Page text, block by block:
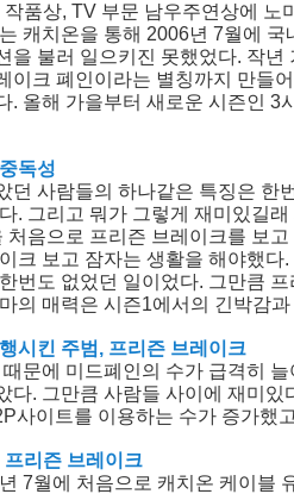
품상, TV 부문 남우주연상에
캐치온을 통해 2006년 7월에
을 불러 일으키진 못했었다. 작
이크 폐인이라는 별칭까지 만들
. 올해 가을부터 새로운 시즌인 3
독성
던 사람들의 하나같은 특징은 한
. 그리고 뭐가 그렇게 재미있길
처음으로 프리즌 브레이크를 보
크 보고 잠자는 생활을 해야했
번도 없었던 일이었다. 그만큼
의 매력은 시즌1에서의 긴박감
시킨 주범, 프리즌 브레이크
문에 미드폐인의 수가 급격히
다. 그만큼 사람들 사이에 재미있
사이트를 이용하는 수가 증가했
리즌 브레이크
7월에 처음으로 캐치온 케이블